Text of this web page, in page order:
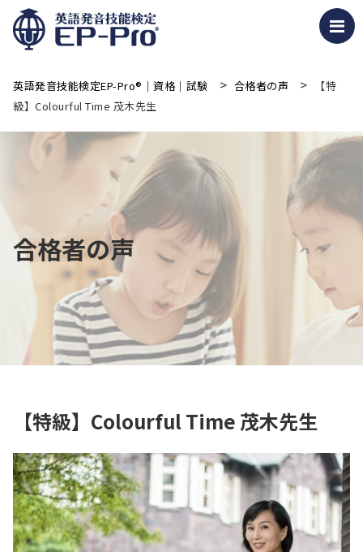
英語発音技能検定EP-Pro®｜資格｜試験 > 合格者の声 >
【特
級】Colourful Time 茂木先生
合格者の声
【特級】Colourful Time 茂木先生